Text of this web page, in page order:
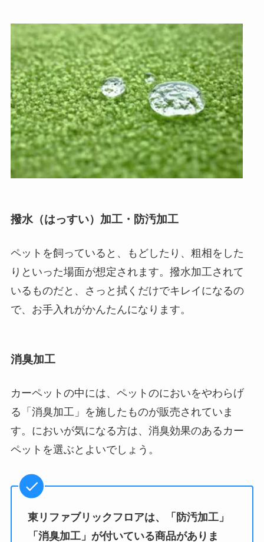
撥水（はっすい）加工・防汚加工
ペットを飼っていると、もどしたり、粗相をした
りといった場面が想定されます。撥水加工されて
いるものだと、さっと拭くだけでキレイになるの
で、お手入れがかんたんになります。
消臭加工
カーペットの中には、ペットのにおいをやわらげ
る「消臭加工」を施したものが販売されていま
す。においが気になる方は、消臭効果のあるカー
ペットを選ぶとよいでしょう。
東リファブリックフロアは、「防汚加工」
「消臭加工」が付いている商品がありま